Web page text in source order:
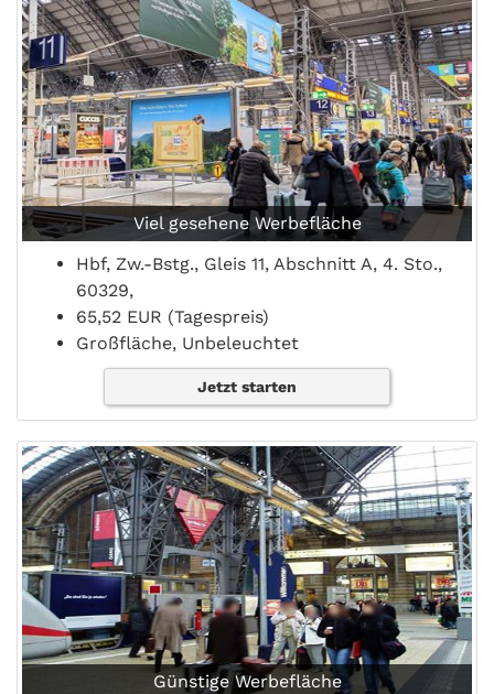
Viel gesehene Werbefläche
Hbf, Zw.-Bstg., Gleis 11, Abschnitt A, 4. Sto.,
60329,
65,52 EUR (Tagespreis)
Großfläche, Unbeleuchtet
Jetzt starten
Günstige Werbefläche